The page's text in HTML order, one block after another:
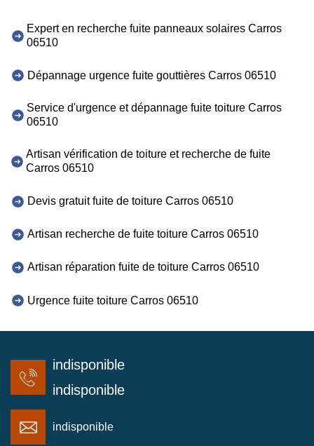
Expert en recherche fuite panneaux solaires Carros
06510
Dépannage urgence fuite gouttières Carros 06510
Service d'urgence et dépannage fuite toiture Carros
06510
Artisan vérification de toiture et recherche de fuite
Carros 06510
Devis gratuit fuite de toiture Carros 06510
Artisan recherche de fuite toiture Carros 06510
Artisan réparation fuite de toiture Carros 06510
Urgence fuite toiture Carros 06510
indisponible
indisponible
indisponible